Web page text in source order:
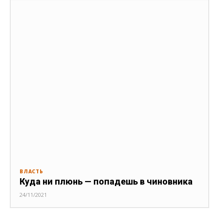
ВЛАСТЬ
Куда ни плюнь — попадешь в чиновника
24/11/2021